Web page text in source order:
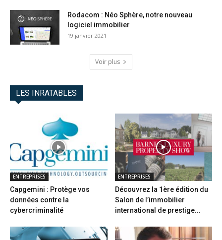
Rodacom : Néo Sphère, notre nouveau
logiciel immobilier
19 janvier 2021
Voir plus
LES INRATABLES
ENTREPRISES
Capgemini : Protège vos
données contre la
cybercriminalité
ENTREPRISES
Découvrez la 1ère édition du
Salon de l’immobilier
international de prestige...